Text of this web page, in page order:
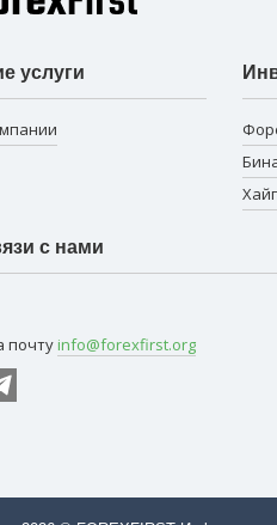
услуги
с нами
почту info@forexfirst.org